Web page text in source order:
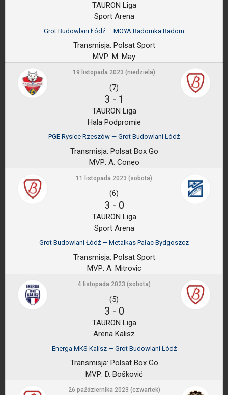
TAURON Liga
Sport Arena
Grot Budowlani Łódź — MOYA Radomka Radom
Transmisja: Polsat Sport
MVP: M. May
19 listopada 2023 (niedziela)
(7)
3 - 1
TAURON Liga
Hala Podpromie
PGE Rysice Rzeszów — Grot Budowlani Łódź
Transmisja: Polsat Box Go
MVP: A. Coneo
11 listopada 2023 (sobota)
(6)
3 - 0
TAURON Liga
Sport Arena
Grot Budowlani Łódź — Metalkas Pałac Bydgoszcz
Transmisja: Polsat Sport
MVP: A. Mitrovic
4 listopada 2023 (sobota)
(5)
3 - 0
TAURON Liga
Arena Kalisz
Energa MKS Kalisz — Grot Budowlani Łódź
Transmisja: Polsat Box Go
MVP: D. Bošković
26 października 2023 (czwartek)